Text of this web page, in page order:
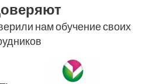
нам обучение своих